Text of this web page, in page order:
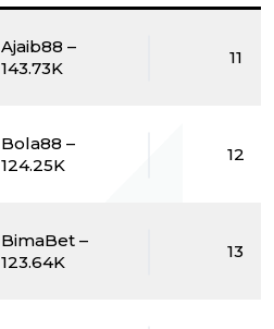
Ajaib88 –
143.73K
11
Bola88 –
124.25K
12
BimaBet –
123.64K
13